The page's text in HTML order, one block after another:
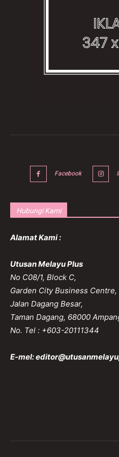
Facebook
Hubungi Kami
Alamat Kami :
Utusan Melayu Plus
No C08/1, Block C,
Garden City Business Centre,
Jalan Dagang Besar,
Taman Dagang, 68000
No. Tel : +603-20111344
E-mel: